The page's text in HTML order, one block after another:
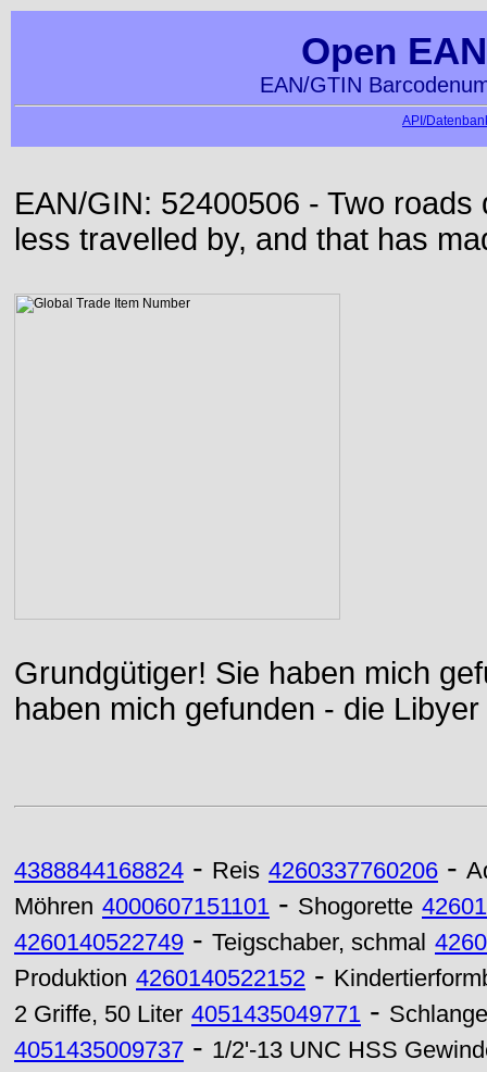
Open
EAN/GTIN
API/
EAN/GIN: 52400506 - Two
less travelled by, and that has
Grundgütiger! Sie haben mich
haben mich gefunden - die
4388844168824 - Reis 4260337760206 -
Möhren 4000607151101 - Shogorette
4260140522749 - Teigschaber, schmal
Produktion 4260140522152 -
2 Griffe, 50 Liter 4051435049771 -
4051435009737 - 1/2'-13 UNC HSS